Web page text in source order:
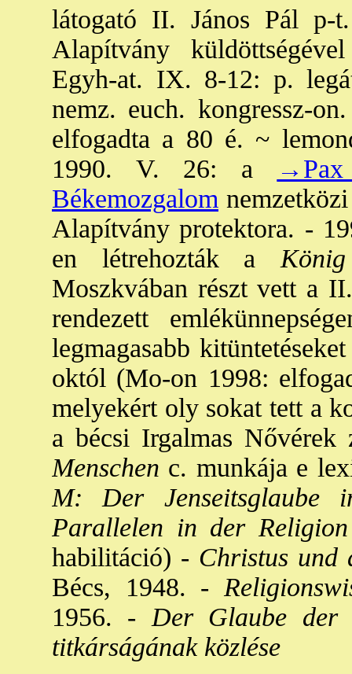
látogató II. János Pál p-
Alapítvány
Egyh-at. IX. 8-12: p.
nemz. euch. kongressz-
elfogadta a 80 é. ~
1990. V. 26: a
Békemozgalom
Alapítvány protektora. -
en létrehozták a
Moszkvában részt vett a
rendezett
legmagasabb
októl (Mo-on 1998:
melyekért oly sokat tett a
a bécsi Irgalmas Nővérek
Menschen c. munkája e
M: Der Jenseitsglaube
Parallelen in der
habilitáció) - Christus
Bécs, 1948. -
1956. - Der Glaube der
titkárságának közlése